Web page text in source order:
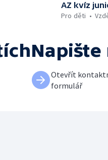
AZ kvíz
Pro děti
Napište
Otevřít
formulář